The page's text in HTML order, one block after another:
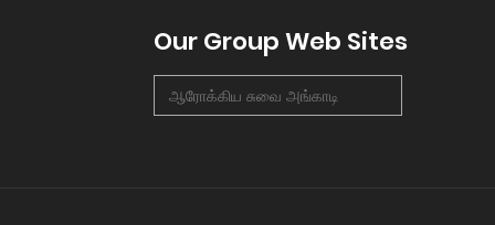
Our Group Web Sites
ஆரோக்கிய சுவை அங்காடி